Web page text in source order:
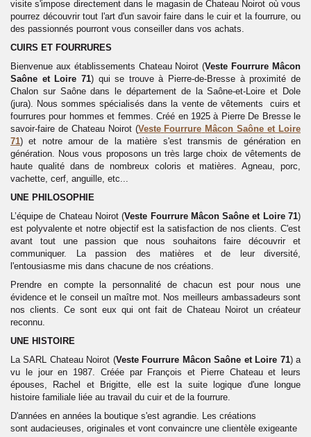
visite s'impose directement dans le magasin de Chateau Noirot où vous
pourrez découvrir tout l'art d'un savoir faire dans le cuir et la fourrure, ou
des passionnés pourront vous conseiller dans vos achats.
CUIRS ET FOURRURES
Bienvenue aux établissements Chateau Noirot (Veste Fourrure Mâcon
Saône et Loire 71) qui se trouve à Pierre-de-Bresse à proximité de
Chalon sur Saône dans le département de la Saône-et-Loire et Dole
(jura). Nous sommes spécialisés dans la vente de vêtements cuirs et
fourrures pour hommes et femmes. Créé en 1925 à Pierre De Bresse le
savoir-faire de Chateau Noirot (Veste Fourrure Mâcon Saône et Loire
71) et notre amour de la matière s'est transmis de génération en
génération. Nous vous proposons un très large choix de vêtements de
haute qualité dans de nombreux coloris et matières. Agneau, porc,
vachette, cerf, anguille, etc...
UNE PHILOSOPHIE
L’équipe de Chateau Noirot (Veste Fourrure Mâcon Saône et Loire 71)
est polyvalente et notre objectif est la satisfaction de nos clients. C'est
avant tout une passion que nous souhaitons faire découvrir et
communiquer. La passion des matières et de leur diversité,
l'entousiasme mis dans chacune de nos créations.
Prendre en compte la personnalité de chacun est pour nous une
évidence et le conseil un maître mot. Nos meilleurs ambassadeurs sont
nos clients. Ce sont eux qui ont fait de Chateau Noirot un créateur
reconnu.
UNE HISTOIRE
La SARL Chateau Noirot (Veste Fourrure Mâcon Saône et Loire 71) a
vu le jour en 1987. Créée par François et Pierre Chateau et leurs
épouses, Rachel et Brigitte, elle est la suite logique d'une longue
histoire familiale liée au travail du cuir et de la fourrure.
D'années en années la boutique s'est agrandie. Les créations
sont audacieuses, originales et vont convaincre une clientèle exigeante